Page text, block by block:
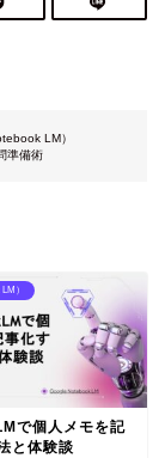
LM）
準備術
）
で個人メモを記
と体験談